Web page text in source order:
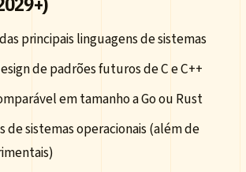
principais linguagens de sistemas
de padrões futuros de C e C++
em tamanho a Go ou Rust
de sistemas operacionais (além de